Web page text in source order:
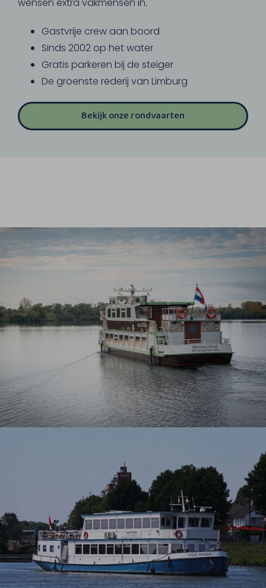
Gastvrije crew aan boord
Sinds 2002 op het water
Gratis parkeren bij de steiger
De groenste rederij van Limburg
Bekijk onze rondvaarten